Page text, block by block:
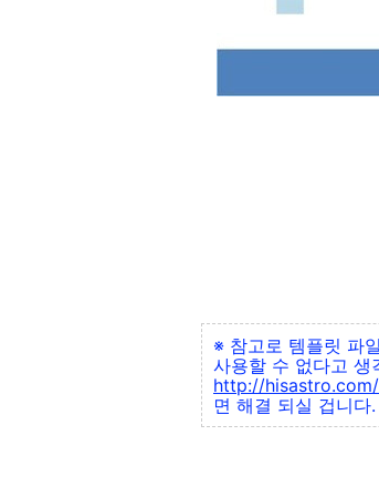
※ 참고로 템플릿 파
사용할 수 없다고 생
http://
면 해결 되실 겁니다.